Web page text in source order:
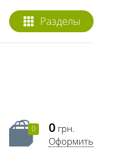
Разделы
0 0 грн.
Оформить